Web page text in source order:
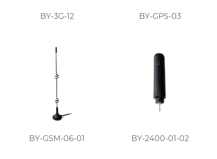
BY-3G-12 BY-GPS-03
BY-GSM-06-01 BY-2400-01-02